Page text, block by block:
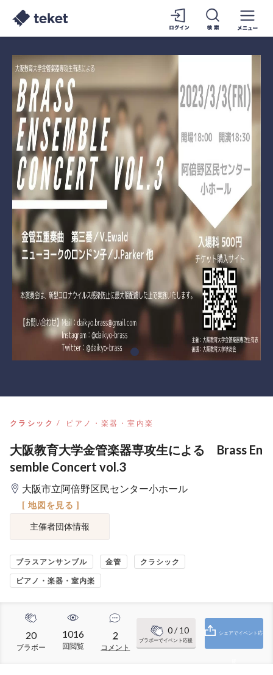
クラシック ピアノ・楽器・室内楽
大阪教育大学金管楽器専攻生による Brass En
semble Concert vol.3
大阪市立阿倍野区民センター小ホール
[ 地図を見る ]
主催者団体情報
ブラスアンサンブル 金管 クラシック
ピアノ・楽器・室内楽
20
ブラボー
1016
回閲覧
2
コメント
0/ 10
ブラボーでイベント応援
シェアでイベント応